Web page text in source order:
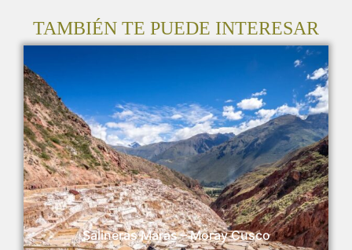
TAMBIÉN TE PUEDE INTERESAR
Salineras Maras – Moray Cusco